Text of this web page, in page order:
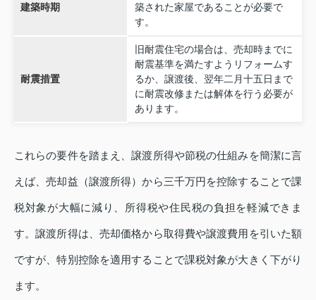
建築時期
築された家屋であることが必要で
す。
耐震措置
旧耐震住宅の場合は、売却時までに
耐震基準を満たすようリフォームす
るか、譲渡後、翌年二月十五日まで
に耐震改修または解体を行う必要が
あります。
これらの要件を踏まえ、譲渡所得や節税の仕組みを簡潔に言
えば、売却益（譲渡所得）から三千万円を控除することで課
税対象が大幅に減り、所得税や住民税の負担を軽減できま
す。譲渡所得は、売却価格から取得費や譲渡費用を引いた額
ですが、特別控除を適用することで課税対象が大きく下がり
ます。